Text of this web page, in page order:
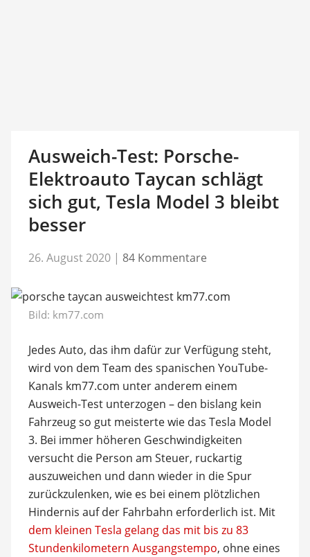
Ausweich-Test: Porsche-
Elektroauto Taycan schlägt
sich gut, Tesla Model 3 bleibt
besser
26. August 2020 | 84 Kommentare
Bild: km77.com
Jedes Auto, das ihm dafür zur Verfügung steht,
wird von dem Team des spanischen YouTube-
Kanals km77.com unter anderem einem
Ausweich-Test unterzogen – den bislang kein
Fahrzeug so gut meisterte wie das Tesla Model
3. Bei immer höheren Geschwindigkeiten
versucht die Person am Steuer, ruckartig
auszuweichen und dann wieder in die Spur
zurückzulenken, wie es bei einem plötzlichen
Hindernis auf der Fahrbahn erforderlich ist. Mit
dem kleinen Tesla gelang das mit bis zu 83
Stundenkilometern Ausgangstempo, ohne eines